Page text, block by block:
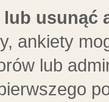
usunąć
ankiety
lub